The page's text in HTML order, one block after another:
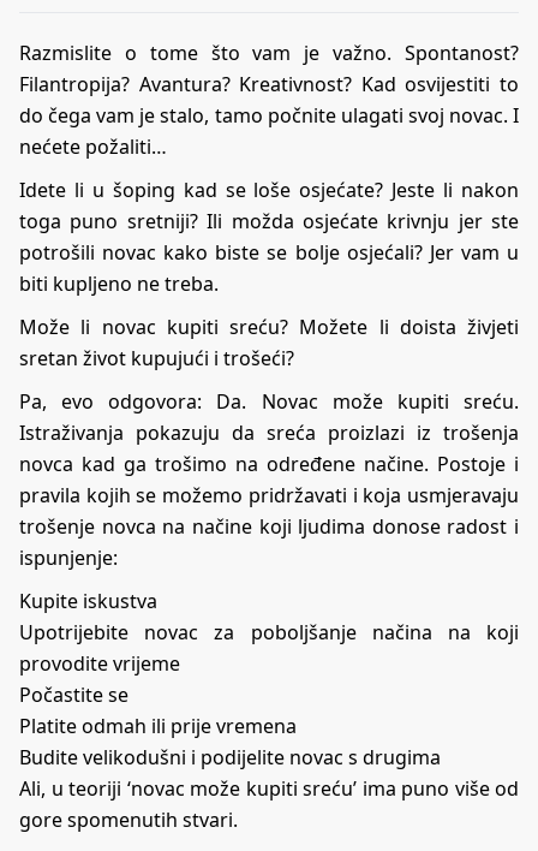
Razmislite o tome što vam je važno. Spontanost?
Filantropija? Avantura? Kreativnost? Kad osvijestiti to
do čega vam je stalo, tamo počnite ulagati svoj novac. I
nećete požaliti…
Idete li u šoping kad se loše osjećate? Jeste li nakon
toga puno sretniji? Ili možda osjećate krivnju jer ste
potrošili novac kako biste se bolje osjećali? Jer vam u
biti kupljeno ne treba.
Može li novac kupiti sreću? Možete li doista živjeti
sretan život kupujući i trošeći?
Pa, evo odgovora: Da. Novac može kupiti sreću.
Istraživanja pokazuju da sreća proizlazi iz trošenja
novca kad ga trošimo na određene načine. Postoje i
pravila kojih se možemo pridržavati i koja usmjeravaju
trošenje novca na načine koji ljudima donose radost i
ispunjenje:
Kupite iskustva
Upotrijebite novac za poboljšanje načina na koji
provodite vrijeme
Počastite se
Platite odmah ili prije vremena
Budite velikodušni i podijelite novac s drugima
Ali, u teoriji ‘novac može kupiti sreću’ ima puno više od
gore spomenutih stvari.